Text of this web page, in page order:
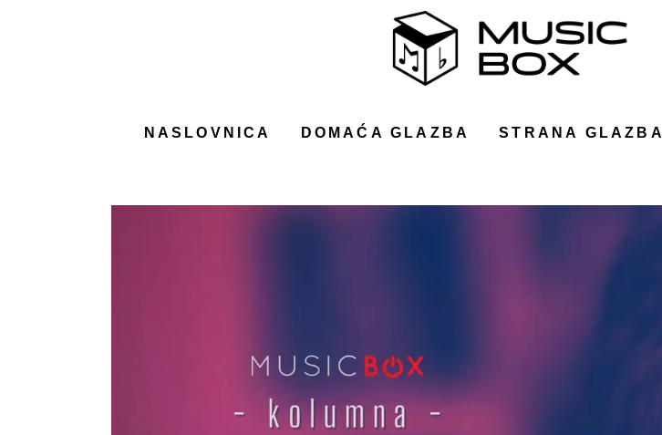
NASLOVNICA DOMAĆA GLAZBA STRANA GLAZBA